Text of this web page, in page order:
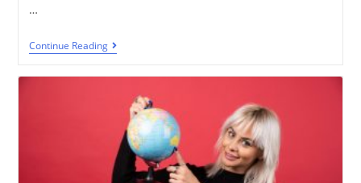
…
Continue Reading